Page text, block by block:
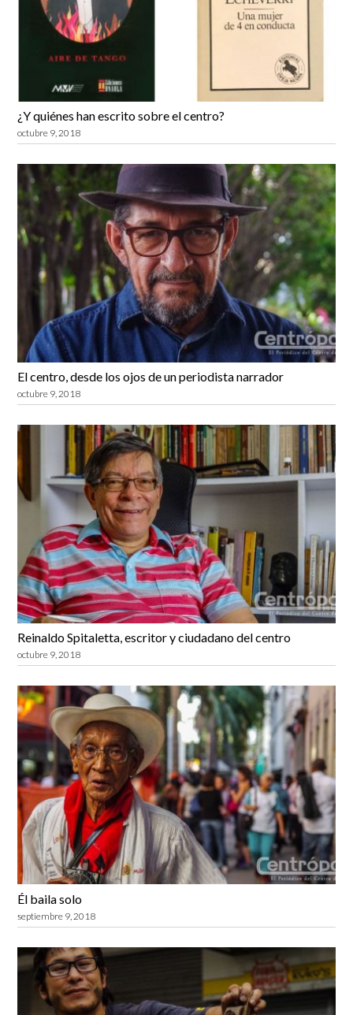
¿Y quiénes han escrito sobre el centro?
octubre 9, 2018
El centro, desde los ojos de un periodista narrador
octubre 9, 2018
Reinaldo Spitaletta, escritor y ciudadano del centro
octubre 9, 2018
Él baila solo
septiembre 9, 2018